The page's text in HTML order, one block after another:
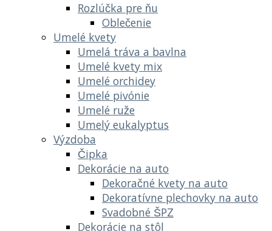
Rozlúčka pre ňu
Oblečenie
Umelé kvety
Umelá tráva a bavlna
Umelé kvety mix
Umelé orchidey
Umelé pivónie
Umelé ruže
Umelý eukalyptus
Výzdoba
Čipka
Dekorácie na auto
Dekoračné kvety na auto
Dekoratívne plechovky na auto
Svadobné ŠPZ
Dekorácie na stôl